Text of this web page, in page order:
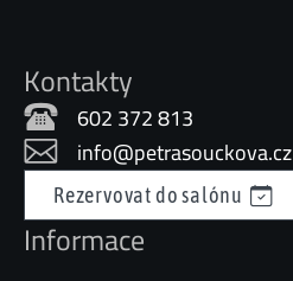
Kontakty
602 372 813
info@petrasouckova.cz
Rezervovat do salónu
Informace